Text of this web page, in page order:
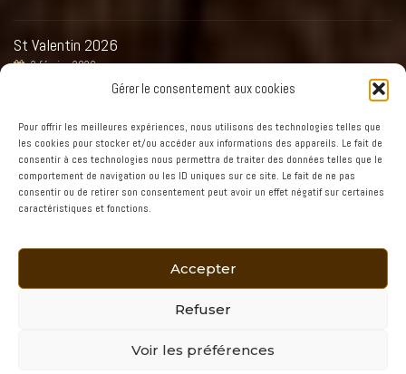
Gérer le consentement aux cookies
Pour offrir les meilleures expériences, nous utilisons des technologies telles que
les cookies pour stocker et/ou accéder aux informations des appareils. Le fait de
consentir à ces technologies nous permettra de traiter des données telles que le
comportement de navigation ou les ID uniques sur ce site. Le fait de ne pas
consentir ou de retirer son consentement peut avoir un effet négatif sur certaines
caractéristiques et fonctions.
Accepter
Refuser
Voir les préférences
St Valentin 2026
2 février 2026
Réveillon St Sylvestre 2025
1 décembre 2025
Bonne Fête Maman !!
16 mai 2025